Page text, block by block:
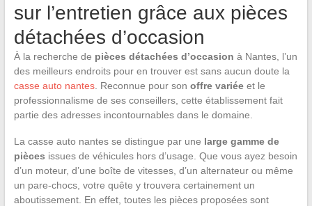
sur l’entretien grâce aux pièces
détachées d’occasion
À la recherche de pièces détachées d’occasion à Nantes, l’un
des meilleurs endroits pour en trouver est sans aucun doute la
casse auto nantes. Reconnue pour son offre variéeet le
professionnalisme de ses conseillers, cette établissement fait
partie des adresses incontournables dans le domaine.
La casse auto nantes se distingue par une large gamme de
pièces issues de véhicules hors d’usage. Que vous ayez besoin
d’un moteur, d’une boîte de vitesses, d’un alternateur ou même
un pare-chocs, votre quête y trouvera certainement un
aboutissement. En effet, toutes les pièces proposées sont